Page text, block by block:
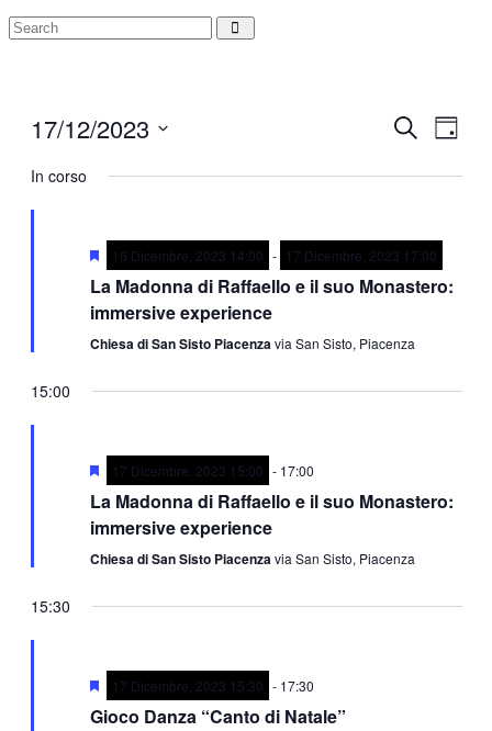
Eventi
e
Cerca
Viste
Giorno
17/12/2023
la
In corso
Segnalati
16 Dicembre, 2023 14:00 - 17 Dicembre, 2023 17:00
La Madonna di Raffaello e il suo Monastero:
immersive experience
Chiesa di San Sisto Piacenzavia San Sisto, Piacenza
15:00
Segnalati
17 Dicembre, 2023 15:00 - 17:00
La Madonna di Raffaello e il suo Monastero:
immersive experience
Chiesa di San Sisto Piacenzavia San Sisto, Piacenza
15:30
Segnalati
17 Dicembre, 2023 15:30 - 17:30
Gioco Danza “Canto di Natale”